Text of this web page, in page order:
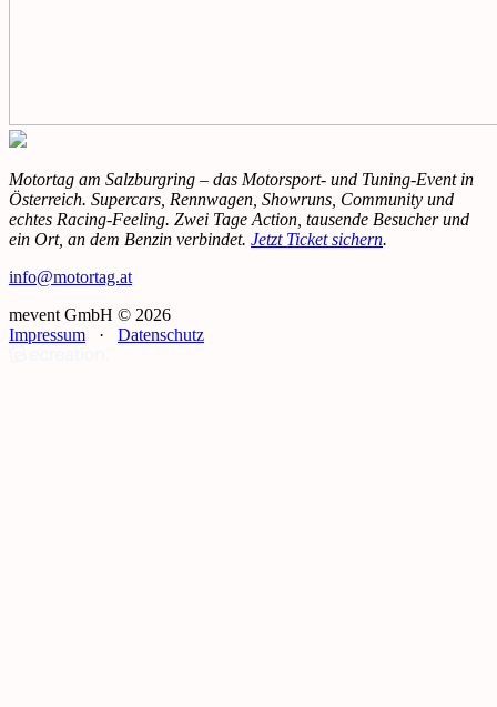
Motortag am Salzburgring – das Motorsport- und Tuning-Event in
Österreich. Supercars, Rennwagen, Showruns, Community und
echtes Racing-Feeling. Zwei Tage Action, tausende Besucher und
ein Ort, an dem Benzin verbindet. Jetzt Ticket sichern.
info@motortag.at
mevent GmbH © 2026
Impressum
· Datenschutz